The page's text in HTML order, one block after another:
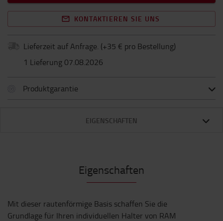
KONTAKTIEREN SIE UNS
Lieferzeit auf Anfrage. (+35 € pro Bestellung)
1 Lieferung 07.08.2026
Produktgarantie
EIGENSCHAFTEN
Eigenschaften
Mit dieser rautenförmige Basis schaffen Sie die
Grundlage für Ihren individuellen Halter von RAM